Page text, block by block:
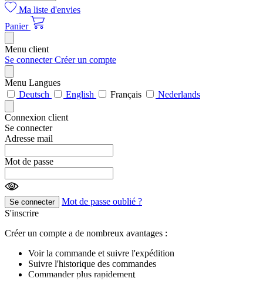
Ma liste d'envies
Panier
Menu client
Se connecterCréer un compte
Menu Langues
Deutsch
English Français Nederlands
Connexion client
Se connecter
Adresse mail
Mot de passe
Se connecter
Mot de passe oublié ?
S'inscrire
Créer un compte a de nombreux avantages :
Voir la commande et suivre l'expédition
Suivre l'historique des commandes
Commander plus rapidement